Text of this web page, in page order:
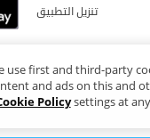
تنزيل التطبيق
use first and third-party
and ads on this and
settings at
Policy.